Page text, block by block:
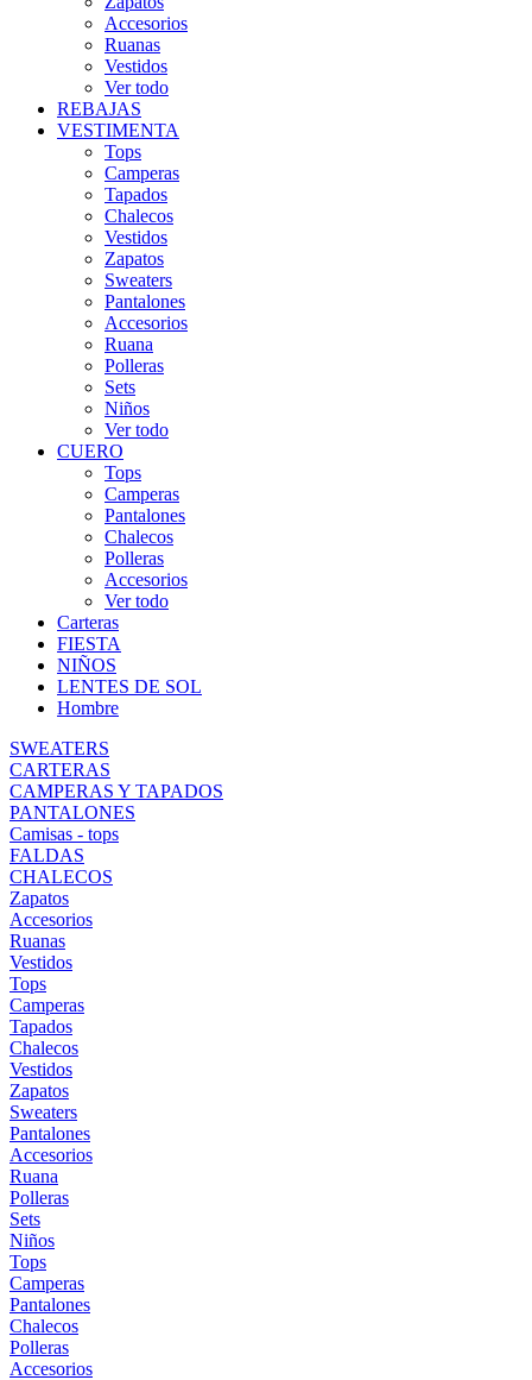
Accesorios
Ruanas
Vestidos
Ver todo
REBAJAS
VESTIMENTA
Tops
Camperas
Tapados
Chalecos
Vestidos
Zapatos
Sweaters
Pantalones
Accesorios
Ruana
Polleras
Sets
Niños
Ver todo
CUERO
Tops
Camperas
Pantalones
Chalecos
Polleras
Accesorios
Ver todo
Carteras
FIESTA
NIÑOS
LENTES DE SOL
Hombre
SWEATERS
CARTERAS
CAMPERAS Y TAPADOS
PANTALONES
Camisas - tops
FALDAS
CHALECOS
Zapatos
Accesorios
Ruanas
Vestidos
Tops
Camperas
Tapados
Chalecos
Vestidos
Zapatos
Sweaters
Pantalones
Accesorios
Ruana
Polleras
Sets
Niños
Tops
Camperas
Pantalones
Chalecos
Polleras
Accesorios